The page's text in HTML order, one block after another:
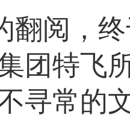
翻阅，
团特飞
寻常的